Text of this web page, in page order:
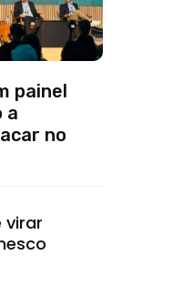
painel
a
no
virar